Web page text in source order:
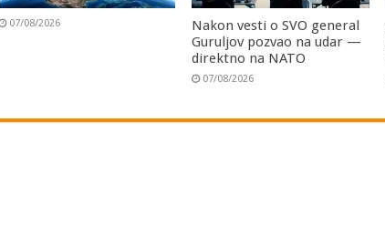
07/08/2026
Nakon vesti o SVO general
Guruljov pozvao na udar —
direktno na NATO
07/08/2026